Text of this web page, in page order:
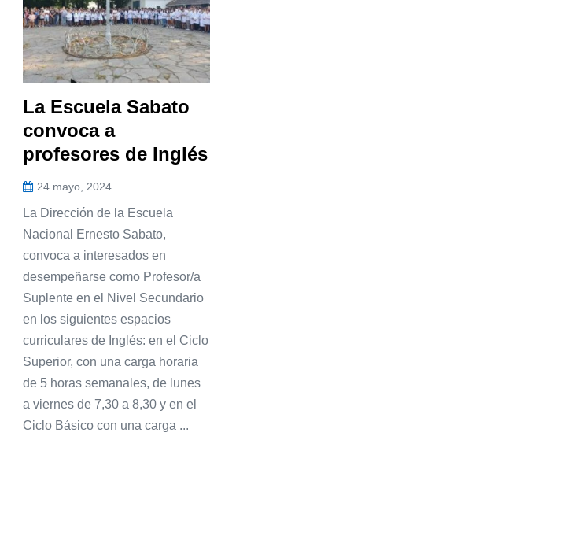
La Escuela Sabato
convoca a
profesores de Inglés
24 mayo, 2024
La Dirección de la Escuela
Nacional Ernesto Sabato,
convoca a interesados en
desempeñarse como Profesor/a
Suplente en el Nivel Secundario
en los siguientes espacios
curriculares de Inglés: en el Ciclo
Superior, con una carga horaria
de 5 horas semanales, de lunes
a viernes de 7,30 a 8,30 y en el
Ciclo Básico con una carga ...